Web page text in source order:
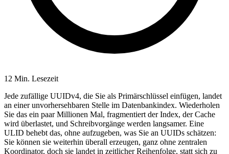
12 Min. Lesezeit
Jede zufällige UUIDv4, die Sie als Primärschlüssel einfügen, landet
an einer unvorhersehbaren Stelle im Datenbankindex. Wiederholen
Sie das ein paar Millionen Mal, fragmentiert der Index, der Cache
wird überlastet, und Schreibvorgänge werden langsamer. Eine
ULID behebt das, ohne aufzugeben, was Sie an UUIDs schätzen:
Sie können sie weiterhin überall erzeugen, ganz ohne zentralen
Koordinator, doch sie landet in zeitlicher Reihenfolge, statt sich zu